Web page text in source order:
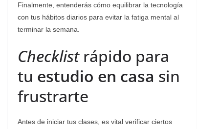
Finalmente, entenderás cómo equilibrar la tecnología
con tus hábitos diarios para evitar la fatiga mental al
terminar la semana.
Checklistrápido para
tu estudio en casa sin
frustrarte
​Antes de iniciar tus clases, es vital verificar ciertos